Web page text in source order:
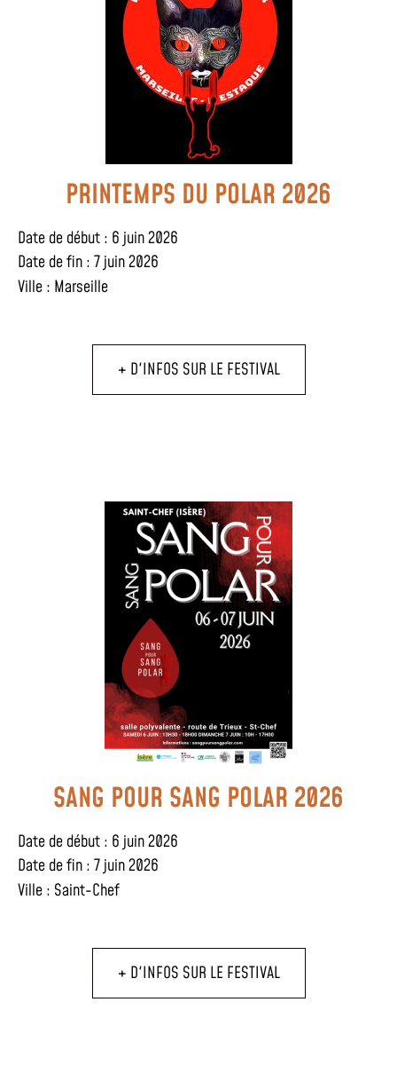
PRINTEMPS DU POLAR 2026
Date de début : 6 juin 2026
Date de fin : 7 juin 2026
Ville : Marseille
+ D'INFOS SUR LE FESTIVAL
SANG POUR SANG POLAR 2026
Date de début : 6 juin 2026
Date de fin : 7 juin 2026
Ville : Saint-Chef
+ D'INFOS SUR LE FESTIVAL